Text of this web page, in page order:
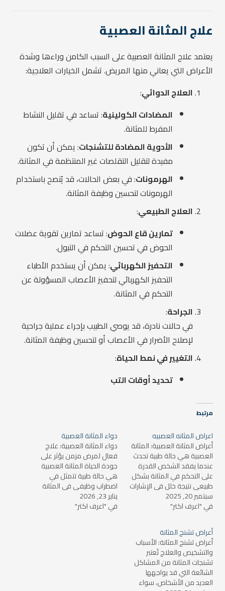
علاج المثانة العصبية
يعتمد علاج المثانة العصبية على السبب الكامن وراءها وشدة
الأعراض التي يعاني منها المريض. تشمل الخيارات العلاجية:
العلاج الدوائي:
المضادات الكولينية: تساعد في تقليل النشاط
المفرط للمثانة.
الأدوية المضادة للتشنجات: يمكن أن تكون
مفيدة لتقليل التقلصات غير المنتظمة في المثانة.
الهرمونات: في بعض الحالات، قد يُنصح باستخدام
الهرمونات لتحسين وظيفة المثانة.
العلاج الطبيعي:
تمارين قاع الحوض: تساعد تمارين تقوية عضلات
الحوض في تحسين التحكم في التبول.
التحفيز الكهربائي: يمكن أن يستخدم الأطباء
التحفيز الكهربائي لتحفيز الأعصاب المسؤولة عن
التحكم في المثانة.
الجراحة:
في حالات نادرة، قد يوصي الطبيب بإجراء عملية جراحية
لإصلاح الأضرار في الأعصاب أو لتحسين وظيفة المثانة.
التغيير في نمط الحياة:
تحديد أوقات التب
مرتبط
اعراض المثانه العصبيه
أعراض المثانة العصبية: المثانة
العصبية هي حالة طبية تحدث
عندما يفقد الشخص القدرة
على التحكم في المثانة بشكل
طبيعي نتيجة خلل في الإشارات
العصبية التي تتحكم في عملية
التبول. هذه المشكلة غالبًا ما
على قدرة الأعصاب في إرسال
إشارات إلى المثانة. يمكن أن
تكون الأعراض متنوعة…
سبتمبر 20, 2025
في "اعرف اكتر"
دواء المثانة العصبية
دواء المثانة العصبية: علاج
فعال لمرض مزمن يؤثر على
جودة الحياة المثانة العصبية
هي حالة طبية تتمثل في
اضطراب وظيفي في المثانة
يؤدي إلى مشكلات في التبول
مثل الحاجة المستمرة للتبول،
يناير 23, 2026
في "اعرف اكتر"
أعراض تشنج المثانة
أعراض تشنج المثانة: الأسباب
والتشخيص والعلاج تُعتبر
تشنجات المثانة من المشاكل
الشائعة التي قد يواجهها
العديد من الأشخاص، سواء